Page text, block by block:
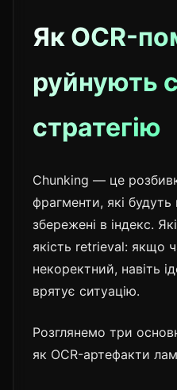
Як OCR-
руйнують
стратегію
Chunking — це
фрагменти, які будуть
збережені в індекс.
якість retrieval: якщо
некоректний, навіть
врятує ситуацію.
Розглянемо три
як OCR-артефакти